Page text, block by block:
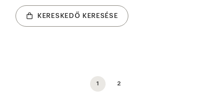
KERESKEDŐ KERESÉSE
1 2